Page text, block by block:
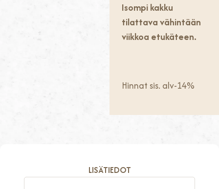
Isompi kakku
tilattavavähintään
viikkoa etukäteen.
Hinnat sis. alv-14%
LISÄTIEDOT